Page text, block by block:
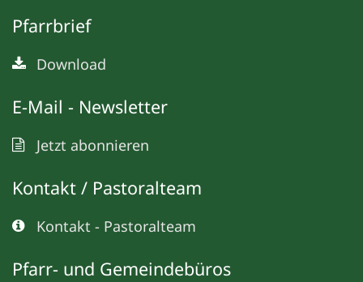
Pfarrbrief
Download
E-Mail - Newsletter
Jetzt abonnieren
Kontakt / Pastoralteam
Kontakt - Pastoralteam
Pfarr- und Gemeindebüros